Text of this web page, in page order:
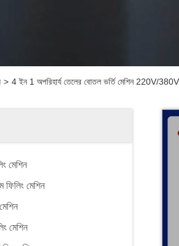
> 4 ইন 1 অপরিহার্য তেলের বোতল ভর্তি মেশিন 220V/380V
মেশিন
ফিলিং মেশিন
মেশিন